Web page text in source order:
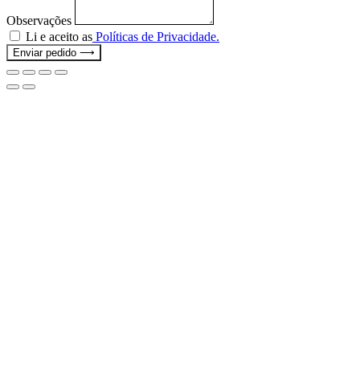
Observações
Li e aceito as Políticas de Privacidade.
Enviar pedido ⟶